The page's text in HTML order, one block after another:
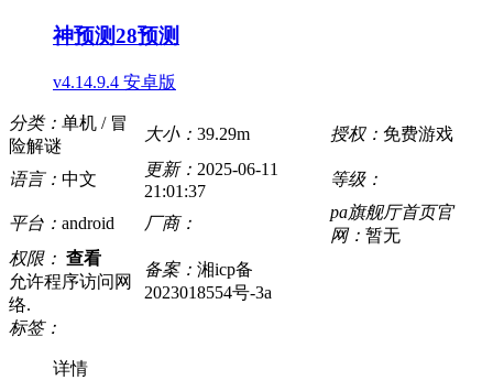
神预测28预测
v4.14.9.4 安卓版
分类： 单机 / 冒
险解谜
大小： 39.29m 授权： 免费游戏
语言： 中文
更新： 2025-06-11
21:01:37
等级：
平台： android 厂商：
pa旗舰厅首页官
网： 暂无
权限： 查看
允许程序访问网
络.
备案： 湘icp备
2023018554号-3a
标签：
详情